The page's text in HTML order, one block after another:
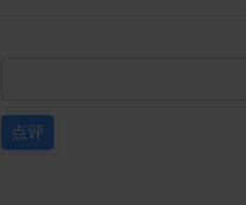
点评